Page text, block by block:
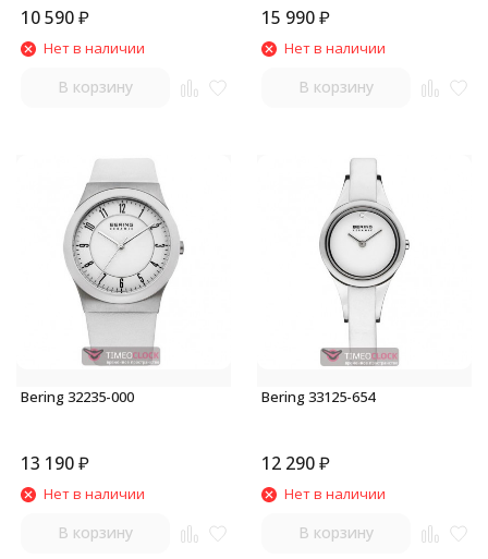
10 590₽
Нет в наличии
В корзину
15 990₽
Нет в наличии
В корзину
Bering 32235-000
13 190₽
Нет в наличии
В корзину
Bering 33125-654
12 290₽
Нет в наличии
В корзину